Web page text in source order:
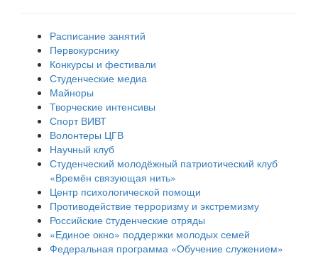
Расписание занятий
Первокурснику
Конкурсы и фестивали
Студенческие медиа
Майноры
Творческие интенсивы
Спорт ВИВТ
Волонтеры ЦГВ
Научный клуб
Студенческий молодёжный патриотический клуб
«Времён связующая нить»
Центр психологической помощи
Противодействие терроризму и экстремизму
Российские cтуденческие отряды
«Единое окно» поддержки молодых семей
Федеральная программа «Обучение служением»